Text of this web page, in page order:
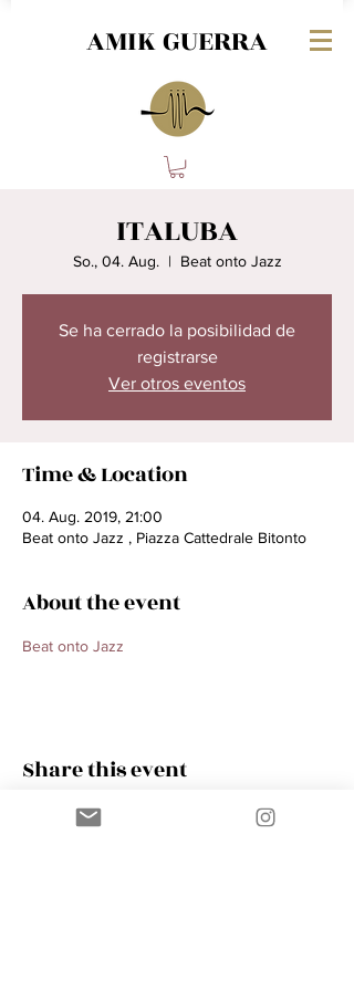
AMIK GUERRA
ITALUBA
So., 04. Aug.
  |
Beat onto Jazz
Se ha cerrado la posibilidad de
registrarse
Ver otros eventos
Time & Location
04. Aug. 2019, 21:00
Beat onto Jazz , Piazza Cattedrale Bitonto
About the event
Beat onto Jazz
Share this event